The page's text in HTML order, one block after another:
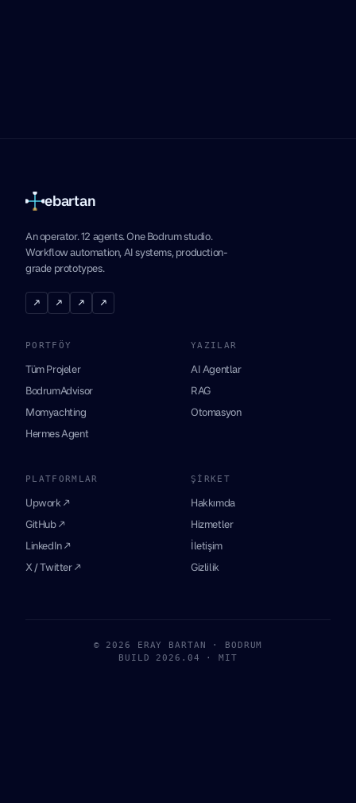
ebartan
An operator. 12 agents. One Bodrum studio.
Workflow automation, AI systems, production-
grade prototypes.
↗ ↗ ↗ ↗
PORTFÖY
Tüm Projeler
BodrumAdvisor
Momyachting
Hermes Agent
YAZILAR
AI Agentlar
RAG
Otomasyon
PLATFORMLAR
Upwork ↗
GitHub ↗
LinkedIn ↗
X / Twitter ↗
ŞIRKET
Hakkımda
Hizmetler
İletişim
Gizlilik
© 2026 ERAY BARTAN · BODRUM
BUILD 2026.04 · MIT